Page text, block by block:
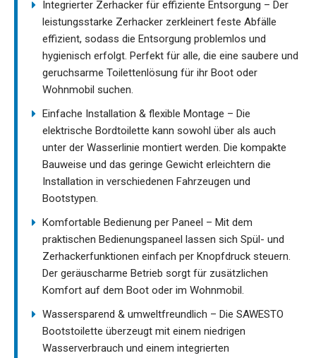
Integrierter Zerhacker für effiziente Entsorgung – Der
leistungsstarke Zerhacker zerkleinert feste Abfälle
effizient, sodass die Entsorgung problemlos und
hygienisch erfolgt. Perfekt für alle, die eine saubere und
geruchsarme Toilettenlösung für ihr Boot oder
Wohnmobil suchen.
Einfache Installation & flexible Montage – Die
elektrische Bordtoilette kann sowohl über als auch
unter der Wasserlinie montiert werden. Die kompakte
Bauweise und das geringe Gewicht erleichtern die
Installation in verschiedenen Fahrzeugen und
Bootstypen.
Komfortable Bedienung per Paneel – Mit dem
praktischen Bedienungspaneel lassen sich Spül- und
Zerhackerfunktionen einfach per Knopfdruck steuern.
Der geräuscharme Betrieb sorgt für zusätzlichen
Komfort auf dem Boot oder im Wohnmobil.
Wassersparend & umweltfreundlich – Die SAWESTO
Bootstoilette überzeugt mit einem niedrigen
Wasserverbrauch und einem integrierten